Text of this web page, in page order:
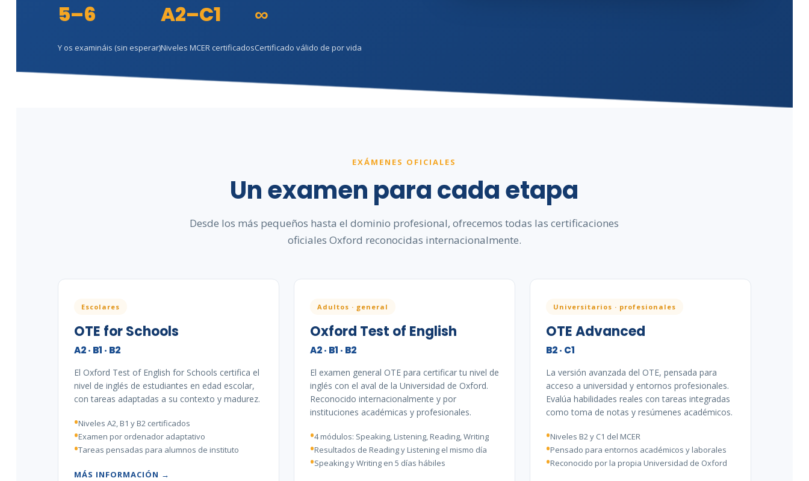
5–6
Y os examináis (sin esperar)
A2–C1
Niveles MCER certificados
∞
Certificado válido de por vida
EXÁMENES OFICIALES
Un examen para cada etapa
Desde los más pequeños hasta el dominio profesional, ofrecemos todas las certificaciones
oficiales Oxford reconocidas internacionalmente.
Escolares
OTE for Schools
A2 · B1 · B2
El Oxford Test of English for Schools certifica el
nivel de inglés de estudiantes en edad escolar,
con tareas adaptadas a su contexto y madurez.
Niveles A2, B1 y B2 certificados
Examen por ordenador adaptativo
Tareas pensadas para alumnos de instituto
MÁS INFORMACIÓN →
Adultos · general
Oxford Test of English
A2 · B1 · B2
El examen general OTE para certificar tu nivel de
inglés con el aval de la Universidad de Oxford.
Reconocido internacionalmente y por
instituciones académicas y profesionales.
4 módulos: Speaking, Listening, Reading, Writing
Resultados de Reading y Listening el mismo día
Speaking y Writing en 5 días hábiles
Universitarios · profesionales
OTE Advanced
B2 · C1
La versión avanzada del OTE, pensada para
acceso a universidad y entornos profesionales.
Evalúa habilidades reales con tareas integradas
como toma de notas y resúmenes académicos.
Niveles B2 y C1 del MCER
Pensado para entornos académicos y laborales
Reconocido por la propia Universidad de Oxford